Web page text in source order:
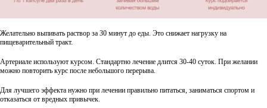
Желательно выпивать раствор за 30 минут до еды. Это снижает нагрузку на
пищеварительный тракт.
Артериале используют курсом. Стандартно лечение длится 30-40 суток. При желании
можно повторить курс после небольшого перерыва.
Для лучшего эффекта нужно при лечении правильно питаться, заниматься спортом и
отказаться от вредных привычек.